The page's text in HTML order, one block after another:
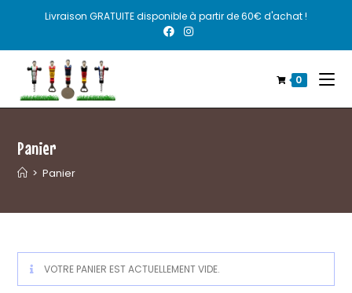
Livraison GRATUITE disponible à partir de 60€ d'achat !
0
Panier
> Panier
VOTRE PANIER EST ACTUELLEMENT VIDE.